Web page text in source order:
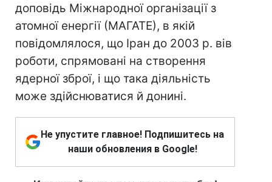
доповідь Міжнародної організації з
атомної енергії (МАГАТЕ), в якій
повідомлялося, що Іран до 2003 р. вів
роботи, спрямовані на створення
ядерної зброї, і що така діяльність
може здійснюватися й донині.
Не упустите главное! Подпишитесь на
наши обновления в Google!